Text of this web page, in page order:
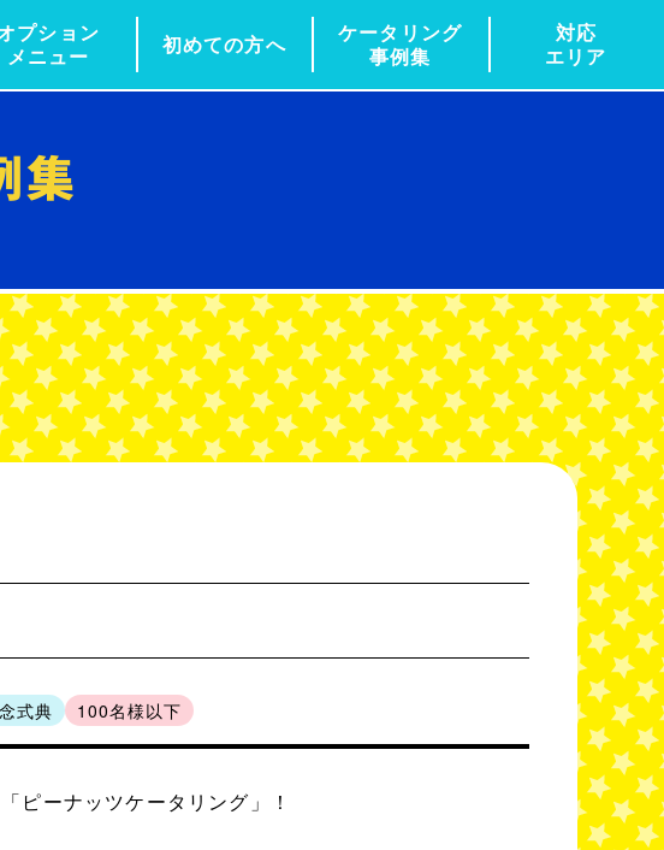
プション
メニュー
初めての方へ
ケータリング
事例集
対応
エリア
集
式典 100名様以下
ピーナッツケータリング」！